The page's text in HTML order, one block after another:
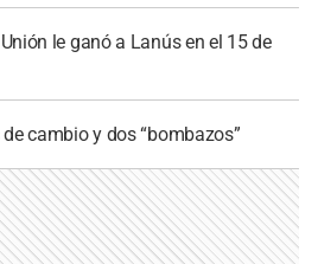
le ganó a Lanús en el 15 de
cambio y dos “bombazos”